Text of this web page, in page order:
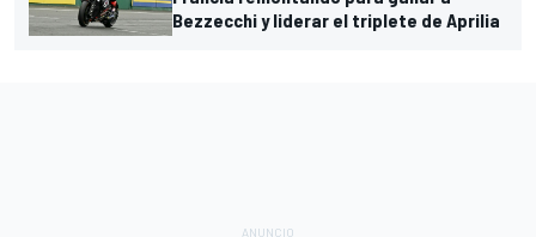
Bezzecchi y liderar el triplete de Aprilia